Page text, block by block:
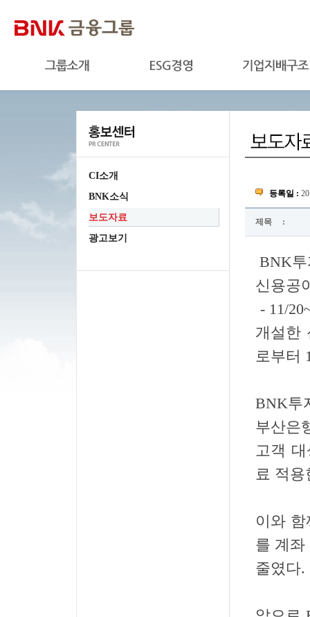
CI소개
BNK소식
보도자료
광고보기
등록일 :
제목 :
BNK투
신용공
- 11/
개설한
로부터
BNK투
부산은
고객
료 적용
이와
를 계좌
줄였다.